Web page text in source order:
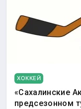
ХОККЕЙ
«Сахалинские
предсезонном